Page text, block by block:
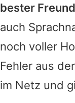
bester
auch
noch voller
Fehler aus
im Netz und